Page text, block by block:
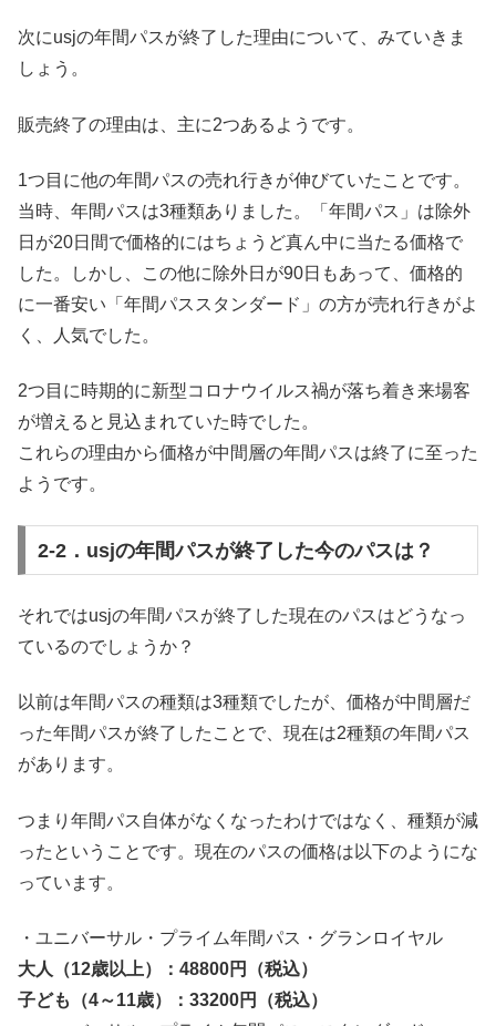
次にusjの年間パスが終了した理由について、みていきま
しょう。
販売終了の理由は、主に2つあるようです。
1つ目に他の年間パスの売れ行きが伸びていたことです。
当時、年間パスは3種類ありました。「年間パス」は除外
日が20日間で価格的にはちょうど真ん中に当たる価格で
した。しかし、この他に除外日が90日もあって、価格的
に一番安い「年間パススタンダード」の方が売れ行きがよ
く、人気でした。
2つ目に時期的に新型コロナウイルス禍が落ち着き来場客
が増えると見込まれていた時でした。
これらの理由から価格が中間層の年間パスは終了に至った
ようです。
2-2．usjの年間パスが終了した今のパスは？
それではusjの年間パスが終了した現在のパスはどうなっ
ているのでしょうか？
以前は年間パスの種類は3種類でしたが、価格が中間層だ
った年間パスが終了したことで、現在は2種類の年間パス
があります。
つまり年間パス自体がなくなったわけではなく、種類が減
ったということです。現在のパスの価格は以下のようにな
っています。
・ユニバーサル・プライム年間パス・グランロイヤル
大人（12歳以上）：48800円（税込）
子ども（4～11歳）：33200円（税込）